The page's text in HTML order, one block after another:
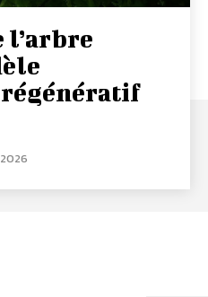
l’arbre
régénératif